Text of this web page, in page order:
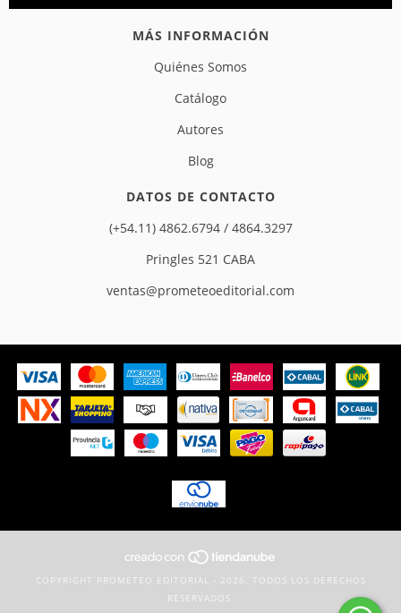
MÁS INFORMACIÓN
Quiénes Somos
Catálogo
Autores
Blog
DATOS DE CONTACTO
(+54.11) 4862.6794 / 4864.3297
Pringles 521 CABA
ventas@prometeoeditorial.com
COPYRIGHT PROMETEO EDITORIAL - 2026. TODOS LOS DERECHOS
RESERVADOS.